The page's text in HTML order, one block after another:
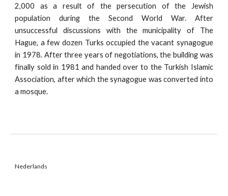
2,000 as a result of the persecution of the Jewish
population during the Second World War. After
unsuccessful discussions with the municipality of The
Hague, a few dozen Turks occupied the vacant synagogue
in 1978. After three years of negotiations, the building was
finally sold in 1981 and handed over to the Turkish Islamic
Association, after which the synagogue was converted into
a mosque.
Nederlands